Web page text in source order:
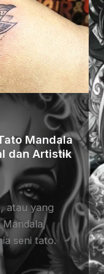
Mandala
dan Artistik
atau yang
seni tato.